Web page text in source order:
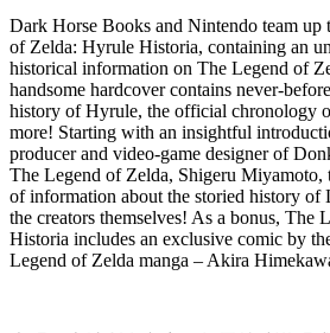
Dark Horse Books and Nintendo team up
of Zelda: Hyrule Historia, containing an
historical information on The Legend of
handsome hardcover contains never-
history of Hyrule, the official chronology
more! Starting with an insightful
producer and video-game designer of
The Legend of Zelda, Shigeru Miyamoto,
of information about the storied history of
the creators themselves! As a bonus, The
Historia includes an exclusive comic by
Legend of Zelda manga – Akira